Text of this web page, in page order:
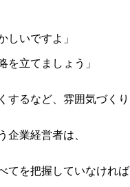
しいですよ」
を立てましょう」
するなど、雰囲気づく
企業経営者は、
てを把握していなければ